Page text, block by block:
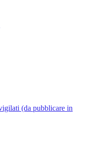
(da pubblicare in